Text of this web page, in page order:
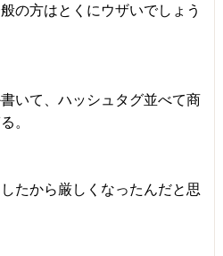
の方はとくにウザいでしょう
いて、ハッシュタグ並べて商
。
たから厳しくなったんだと思